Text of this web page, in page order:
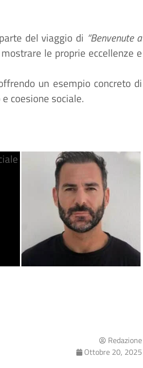
del viaggio di “Benvenute a
le proprie eccellenze e
un esempio concreto di
coesione sociale.
Redazione
Ottobre 20, 2025